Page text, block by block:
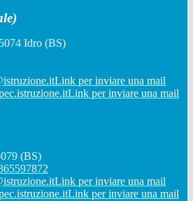
Idro (BS)
Link per inviare una mail
Link per inviare una mail
(BS)
Link per inviare una mail
Link per inviare una mail